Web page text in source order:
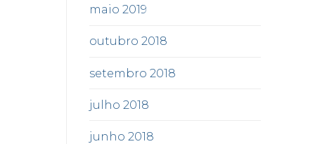
maio 2019
outubro 2018
setembro 2018
julho 2018
junho 2018